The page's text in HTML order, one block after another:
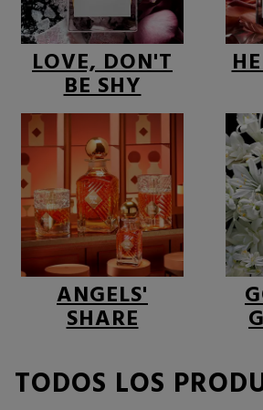
LOVE, DON'T
BE SHY
ANGELS'
SHARE
TODOS LOS